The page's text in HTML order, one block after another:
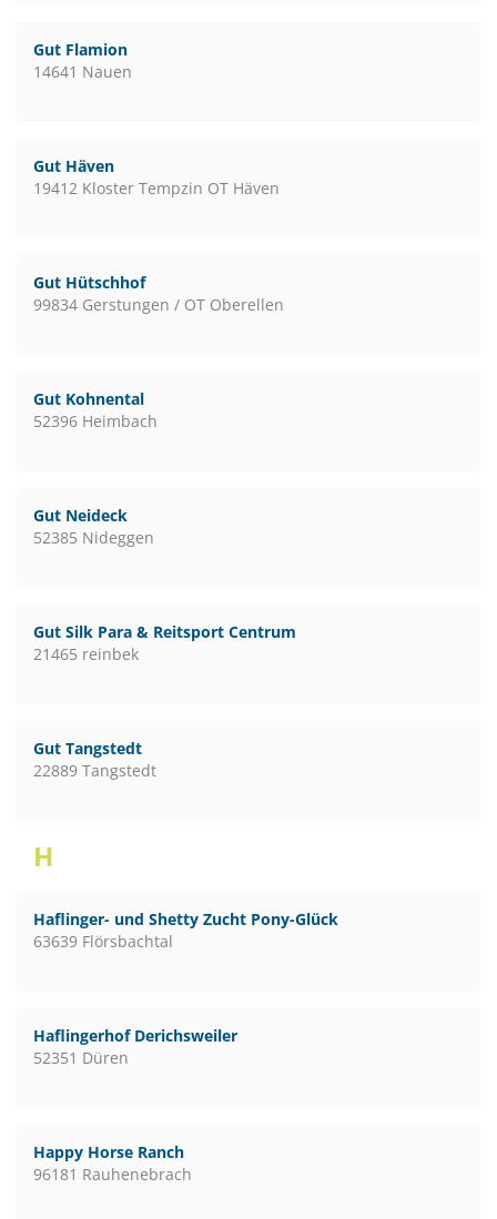
Gut Flamion
14641 Nauen
Gut Häven
19412 Kloster Tempzin OT Häven
Gut Hütschhof
99834 Gerstungen / OT Oberellen
Gut Kohnental
52396 Heimbach
Gut Neideck
52385 Nideggen
Gut Silk Para & Reitsport Centrum
21465 reinbek
Gut Tangstedt
22889 Tangstedt
H
Haflinger- und Shetty Zucht Pony-Glück
63639 Flörsbachtal
Haflingerhof Derichsweiler
52351 Düren
Happy Horse Ranch
96181 Rauhenebrach